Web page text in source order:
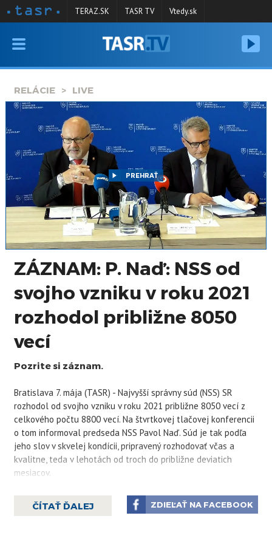
VYSIELANIE
SPRAVODAJSTVO
KONTAKT
ARCHÍV
TERAZ.SK TASR TV Vtedy.sk
RELÁCIE LIVE
PREHRAŤ
ZÁZNAM: P. Naď: NSS od
svojho vzniku v roku 2021
rozhodol približne 8050
vecí
Pozrite si záznam.
Bratislava 7. mája (TASR) - Najvyššísprávny súd (NSS) SR
rozhodol od svojho vzniku v roku 2021 približne 8050 vecí z
celkového počtu 8800 vecí. Na štvrtkovej tlačovej konferencii
o tom informoval predseda NSS Pavol Naď. Súd je tak podľa
jeho slov v skvelej kondícii, pripravený rozhodovať včas a
kvalitne, teda v lehotách od troch do približne deviatich
mesiacov.
vstup do rozhodovacích činností vo všetkých agendách, ktoré
Najvyššísprávny súd SR má. „Ide predovšetkým o kasačnú
ČÍTAŤ ĎALEJ ZDIEĽAŤ NA FACEBOOK